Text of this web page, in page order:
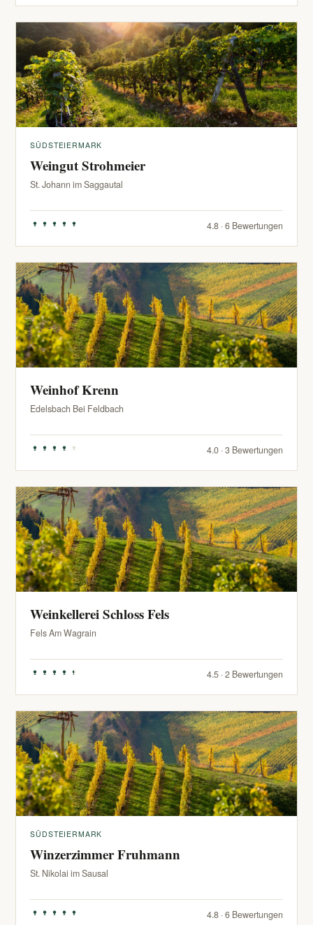
SÜDSTEIERMARK
Weingut Strohmeier
St. Johann im Saggautal
4.8 · 6 Bewertungen
Weinhof Krenn
Edelsbach Bei Feldbach
4.0 · 3 Bewertungen
Weinkellerei Schloss Fels
Fels Am Wagrain
4.5 · 2 Bewertungen
SÜDSTEIERMARK
Winzerzimmer Fruhmann
St. Nikolai im Sausal
4.8 · 6 Bewertungen